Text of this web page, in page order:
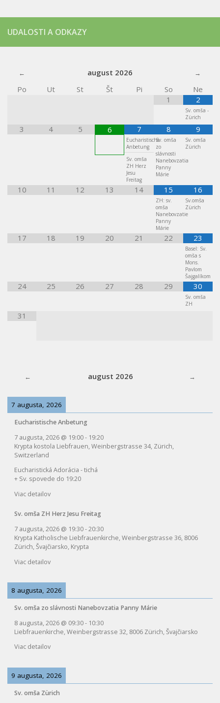
UDALOSTI A ODKAZY
august 2026
Po
Ut St Št Pi So
Ne
1
2
Sv. omša -
Zürich
3 4 5 6 7
Eucharistische
Anbetung
Sv. omša
ZH Herz
Jesu
Freitag
8
Sv. omša
zo
slávnosti
Nanebovzatia
Panny
Márie
9
Sv. omša
Zürich
10 11 12 13 14 15
ZH: sv.
omša
Nanebovzatie
Panny
Márie
16
Sv.omša
Zürich
17 18 19 20 21 22 23
Basel: Sv.
omša s
Mons.
Pavlom
Šajgalíkom
24 25 26 27 28 29 30
Sv. omša
ZH
31
august 2026
7 augusta, 2026
Eucharistische Anbetung
7 augusta, 2026 @ 19:00- 19:20
Krypta kostola Liebfrauen, Weinbergstrasse 34, Zürich,
Switzerland
Eucharistická Adorácia - tichá
+ Sv. spovede do 19:20
Viac detailov
Sv. omša ZH Herz Jesu Freitag
7 augusta, 2026 @ 19:30-20:30
Krypta Katholische Liebfrauenkirche, Weinbergstrasse 36, 8006
Zürich, Švajčiarsko, Krypta
Viac detailov
8 augusta, 2026
Sv. omša zo slávnosti Nanebovzatia Panny Márie
8 augusta, 2026 @ 09:30- 10:30
Liebfrauenkirche, Weinbergstrasse 32, 8006 Zürich, Švajčiarsko
Viac detailov
9 augusta, 2026
Sv. omša Zürich